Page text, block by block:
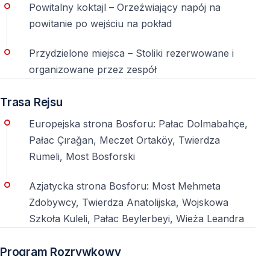
4. Zapytaj o trasę rejsu po Bosforze
Najlepsze widoki są w centralnej części cieśniny
Bosfor ma około 30 km długości, ale statki sylwestrowe
Najczęściej są to okolice Dolmabahçe, Beşiktaş,
Ortaköy, Mostu Bosforskiego, Beylerbeyi, Kuleli i
Rumeli Hisarı. Szczególnie ważne jest, gdzie statek
znajduje się o północy.
5. Dokładnie sprawdź menu i napoje
„Bez limitu” powinno być jasno opisane
przystawki, danie główne, deser, owoce, muzykę na
Powitalny koktajl – Orzeźwiający napój na
powitanie po wejściu na pokład
Przydzielone miejsca – Stoliki rezerwowane i
organizowane przez zespół
Trasa Rejsu
Europejska strona Bosforu: Pałac Dolmabahçe,
Pałac Çırağan, Meczet Ortaköy, Twierdza
Rumeli, Most Bosforski
Azjatycka strona Bosforu: Most Mehmeta
Zdobywcy, Twierdza Anatolijska, Wojskowa
Szkoła Kuleli, Pałac Beylerbeyi, Wieża Leandra
Program Rozrywkowy